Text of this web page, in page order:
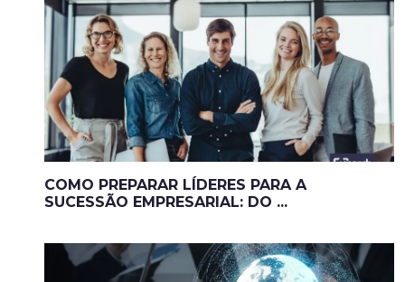
COMO PREPARAR LÍDERES PARA A
SUCESSÃO EMPRESARIAL: DO ...